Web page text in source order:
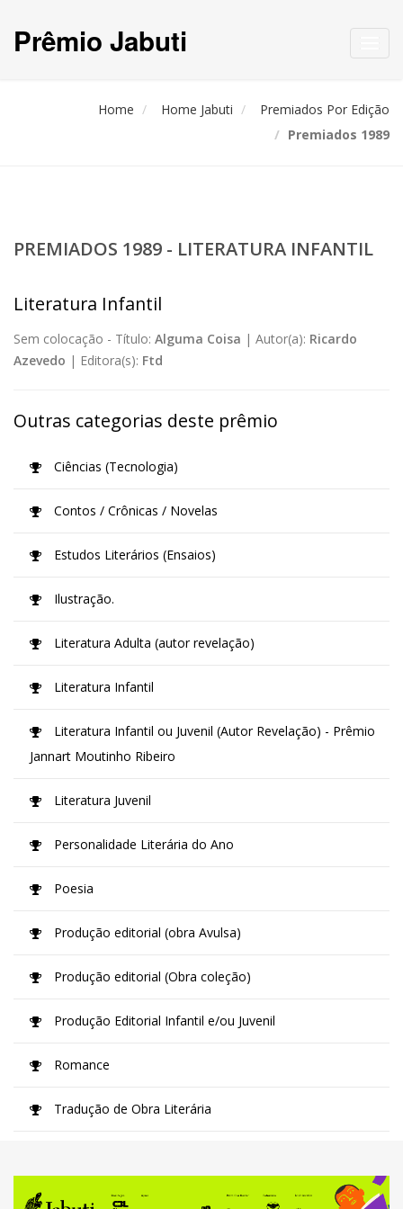
Prêmio Jabuti
Home Home Jabuti
Premiados Por Edição
Premiados 1989
PREMIADOS 1989 - LITERATURA INFANTIL
Literatura Infantil
Sem colocação - Título: Alguma Coisa | Autor(a): Ricardo
Azevedo | Editora(s): Ftd
Outras categorias deste prêmio
Ciências (Tecnologia)
Contos / Crônicas / Novelas
Estudos Literários (Ensaios)
Ilustração.
Literatura Adulta (autor revelação)
Literatura Infantil
Literatura Infantil ou Juvenil (Autor Revelação) - Prêmio
Jannart Moutinho Ribeiro
Literatura Juvenil
Personalidade Literária do Ano
Poesia
Produção editorial (obra Avulsa)
Produção editorial (Obra coleção)
Produção Editorial Infantil e/ou Juvenil
Romance
Tradução de Obra Literária